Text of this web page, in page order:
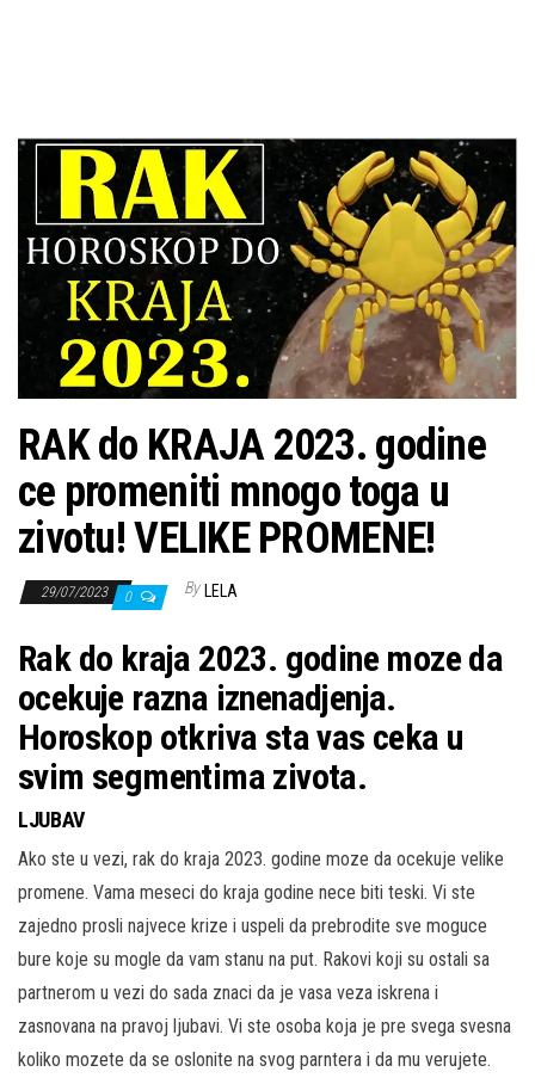
RAK do KRAJA 2023. godine
ce promeniti mnogo toga u
zivotu! VELIKE PROMENE!
29/07/2023 0 By LELA
Rak do kraja 2023. godine moze da
ocekuje razna iznenadjenja.
Horoskop otkriva sta vas ceka u
svim segmentima zivota.
LJUBAV
Ako ste u vezi, rak do kraja 2023. godine moze da ocekuje velike
promene. Vama meseci do kraja godine nece biti teski. Vi ste
zajedno prosli najvece krize i uspeli da prebrodite sve moguce
bure koje su mogle da vam stanu na put. Rakovi koji su ostali sa
partnerom u vezi do sada znaci da je vasa veza iskrena i
zasnovana na pravoj ljubavi. Vi ste osoba koja je pre svega svesna
koliko mozete da se oslonite na svog parntera i da mu verujete.